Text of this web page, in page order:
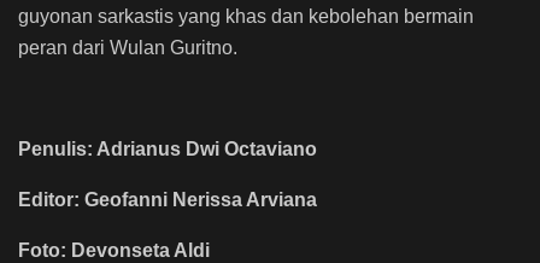
guyonan sarkastis yang khas dan kebolehan bermain
peran dari Wulan Guritno.
Penulis: Adrianus Dwi Octaviano
Editor: Geofanni Nerissa Arviana
Foto: Devonseta Aldi